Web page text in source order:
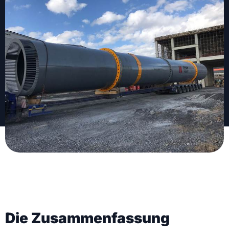
März 24, 2026Keine Kommentare
Die Zusammenfassung